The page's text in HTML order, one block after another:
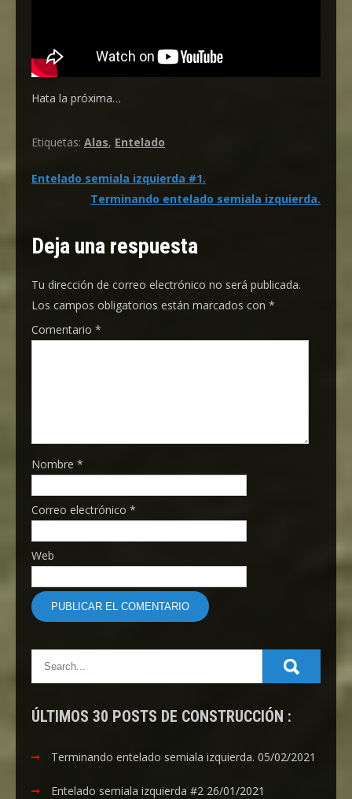
Hata la próxima…
Etiquetas: Alas, Entelado
Navegación
entradas
Entelado semiala izquierda #1.
Terminando entelado semiala izquierda.
Deja una respuesta
Tu dirección de correo electrónico no será publicada.
Los campos obligatorios están marcados con *
Comentario *
Nombre *
Correo electrónico *
Web
ÚLTIMOS 30 POSTS DE CONSTRUCCIÓN :
Terminando entelado semiala izquierda. 05/02/2021
Entelado semiala izquierda #2 26/01/2021